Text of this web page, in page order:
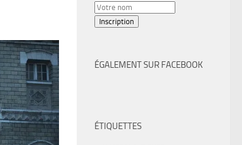
ÉGALEMENT SUR FACEBOOK
ÉTIQUETTES